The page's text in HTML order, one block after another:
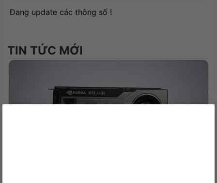
Tương thích mọi thiết bị
Đang update các thông số !
TIN TỨC MỚI